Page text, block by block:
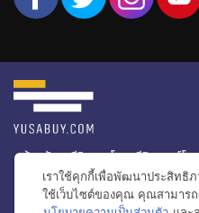
หน้าหลัก รีวิวคอนโด รีวิวทาวน์โฮ
ไอเดียแต่งบ้าน
ข่าวอสังหาริมทรัพย์
เราใช้คุกกี้เพื่อพัฒนาประสิทธิ
ใช้เว็บไซต์ของคุณ คุณสามารถ